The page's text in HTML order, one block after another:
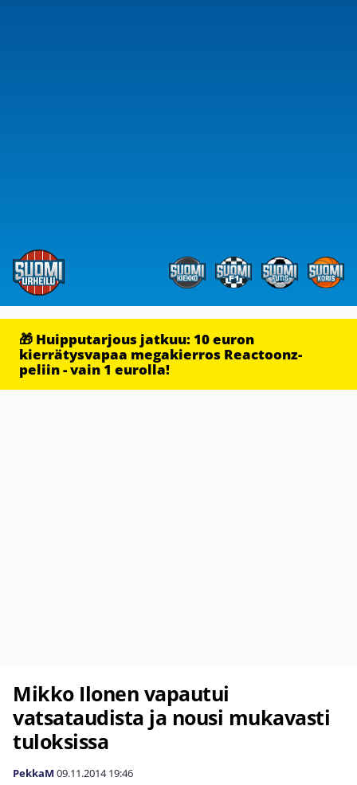
🎁 Huipputarjous jatkuu: 10 euron
kierrätysvapaa megakierros Reactoonz-
peliin - vain 1 eurolla!
Mikko Ilonen vapautui
vatsataudista ja nousi mukavasti
tuloksissa
PekkaM 09.11.2014 19:46